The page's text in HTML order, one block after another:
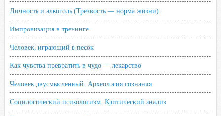
Личность и алкоголь (Трезвость — норма жизни)
Импровизация в тренинге
Человек, играющий в песок
Как чувства превратить в чудо — лекарство
Человек двусмысленный. Археология сознания
Социлогический психологизм. Критический анализ